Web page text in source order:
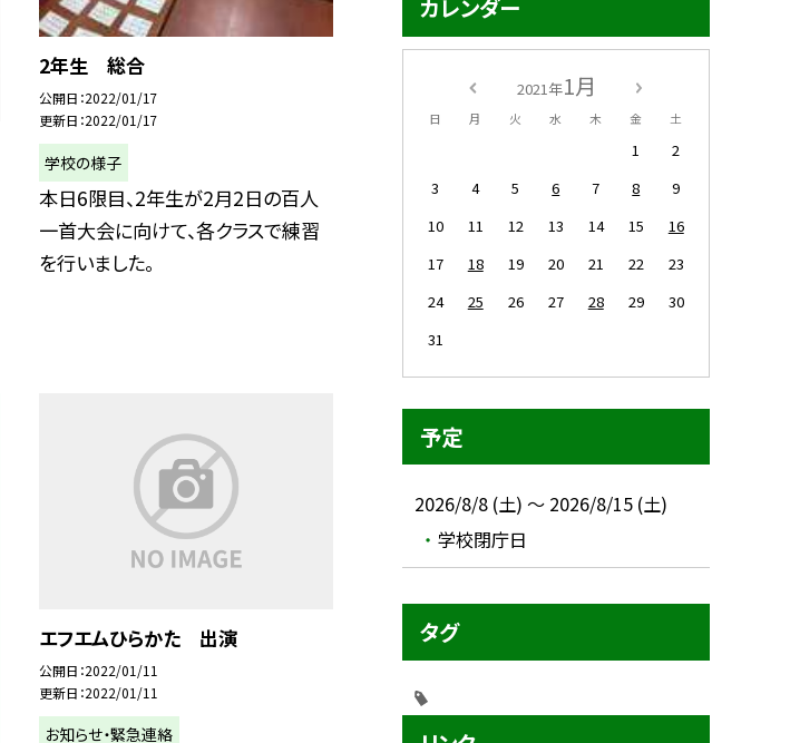
2年生 総合
公開日 2022/01/17
更新日 2022/01/17
学校の様子
本日6限目、2年生が2月2日の百人
一首大会に向けて、各クラスで練習
を行いました。
エフエムひらかた 出演
公開日 2022/01/11
更新日 2022/01/11
お知らせ・緊急連絡
カレンダー
2021年1月
日 月 火 水 木 金 土
1
2
3
4 5 6 7 8
9
10
11 12 13 14 15
16
17
18 19 20 21 22
23
24
25 26 27 28 29
30
31
予定
2026/8/8 (土) ～ 2026/8/15 (土)
学校閉庁日
タグ